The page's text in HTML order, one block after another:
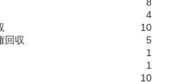
4
10
回収
5
1
1
10